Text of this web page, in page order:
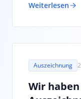
Weiterlesen
Auszeichnung
Wir